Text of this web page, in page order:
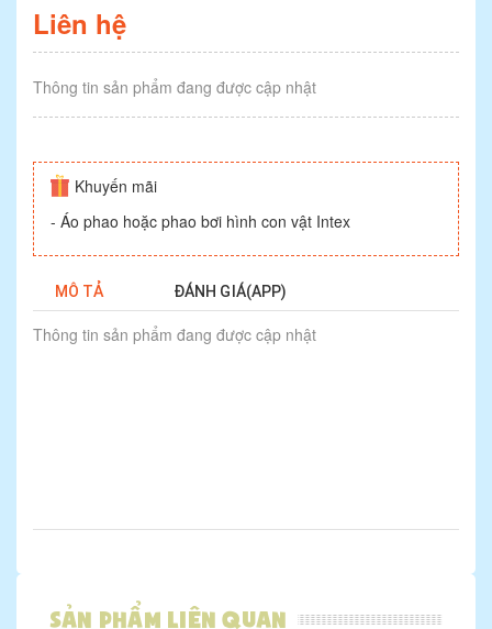
Liên hệ
Thông tin sản phẩm đang được cập nhật
Khuyến mãi
- Áo phao hoặc phao bơi hình con vật Intex
MÔ TẢ ĐÁNH GIÁ(APP)
Thông tin sản phẩm đang được cập nhật
Sản phẩm liên quan